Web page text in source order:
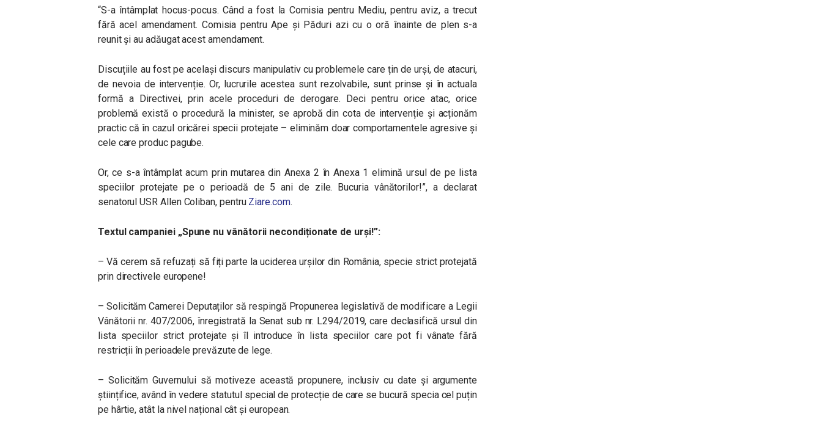
“S-a întâmplat hocus-pocus. Când a fost la Comisia pentru Mediu, pentru aviz, a trecut
fără acel amendament. Comisia pentru Ape și Păduri azi cu o oră înainte de plen s-a
reunit și au adăugat acest amendament.
Discuțiile au fost pe același discurs manipulativ cu problemele care țin de urși, de atacuri,
de nevoia de intervenție. Or, lucrurile acestea sunt rezolvabile, sunt prinse și în actuala
formă a Directivei, prin acele proceduri de derogare. Deci pentru orice atac, orice
problemă există o procedură la minister, se aprobă din cota de intervenție și acționăm
practic că în cazul oricărei specii protejate – eliminăm doar comportamentele agresive și
cele care produc pagube.
Or, ce s-a întâmplat acum prin mutarea din Anexa 2 în Anexa 1 elimină ursul de pe lista
speciilor protejate pe o perioadă de 5 ani de zile. Bucuria vânătorilor!”, a declarat
senatorul USR Allen Coliban, pentru Ziare.com.
Textul campaniei „Spune nu vânătorii necondiționate de urși!”:
– Vă cerem să refuzați să fiți parte la uciderea urșilor din România, specie strict protejată
prin directivele europene!
– Solicităm Camerei Deputaților să respingă Propunerea legislativă de modificare a Legii
Vânătorii nr. 407/2006, înregistrată la Senat sub nr. L294/2019, care declasifică ursul din
lista speciilor strict protejate și îl introduce în lista speciilor care pot fi vânate fără
restricții în perioadele prevăzute de lege.
– Solicităm Guvernului să motiveze această propunere, inclusiv cu date și argumente
științifice, având în vedere statutul special de protecție de care se bucură specia cel puțin
pe hârtie, atât la nivel național cât și european.